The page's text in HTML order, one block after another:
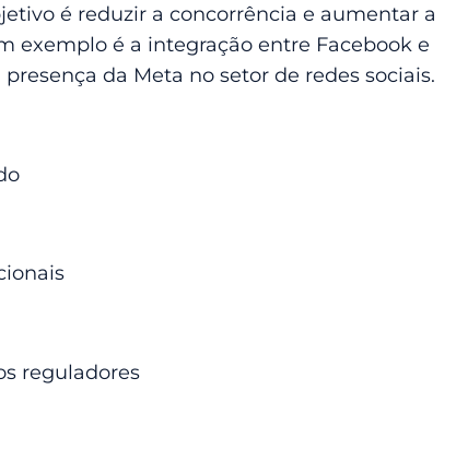
é reduzir a concorrência e aumentar a
exemplo é a integração entre Facebook e
da Meta no setor de redes sociais.
reguladores